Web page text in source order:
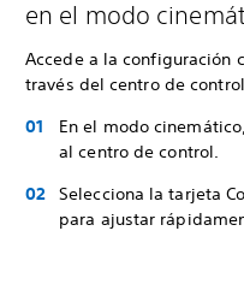
en el modo
Accede a la configuración
través del centro de
En el modo
al centro de control.
Selecciona la tarjeta
para ajustar